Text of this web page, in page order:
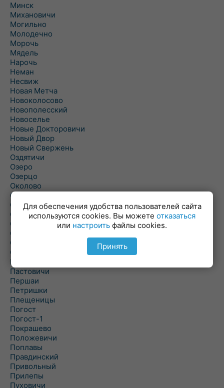
Минск
Михановичи
Могильно
Молодечно
Морочь
Мядель
Нарочь
Неман
Несвиж
Новая Метча
Новоколосово
Новополесский
Новоселье
Новые Докторовичи
Новый Двор
Новый Свержень
Оздятичи
Озеро
Озерцо
Околово
Октябрь
Октябрьский
Олехновичи
Омговичи
Оношки
Осовец
Острошицкий Городок
Пасека
Пастовичи
Першаи
Петришки
Плещеницы
Погост
Погост-1
Покрашево
Положевичи
Поплавы
Правдинский
Привольный
Прилепы
Пуховичи
Для обеспечения удобства пользователей сайта
используются cookies. Вы можете отказаться
или настроить файлы cookies.
Принять